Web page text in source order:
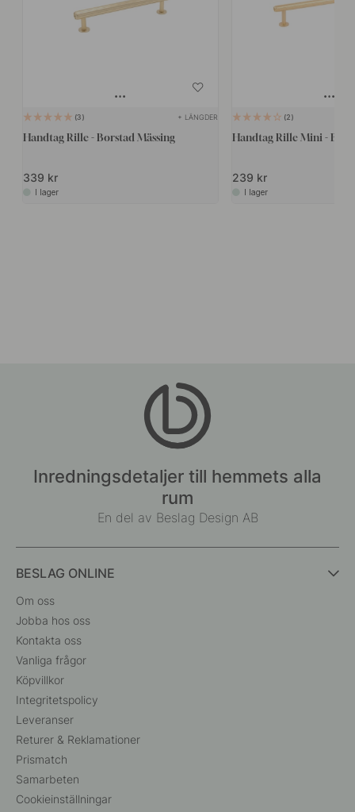
3 + LÄNGDER
Handtag Rille - Borstad Mässing
339 kr
I lager
2
Handtag Rille Mini -
239 kr
I lager
Inredningsdetaljer till hemmets alla
rum
En del av Beslag Design AB
BESLAG ONLINE
Om oss
Jobba hos oss
Kontakta oss
Vanliga frågor
Köpvillkor
Integritetspolicy
Leveranser
Returer & Reklamationer
Prismatch
Samarbeten
Cookieinställningar